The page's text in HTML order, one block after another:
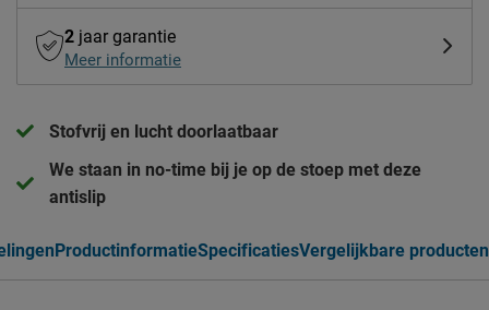
2 jaar garantie
Meer informatie
Stofvrij en lucht doorlaatbaar
We staan in no-time bij je op de stoep met deze
antislip
ProductinformatieSpecificatiesVergelijkbare producten